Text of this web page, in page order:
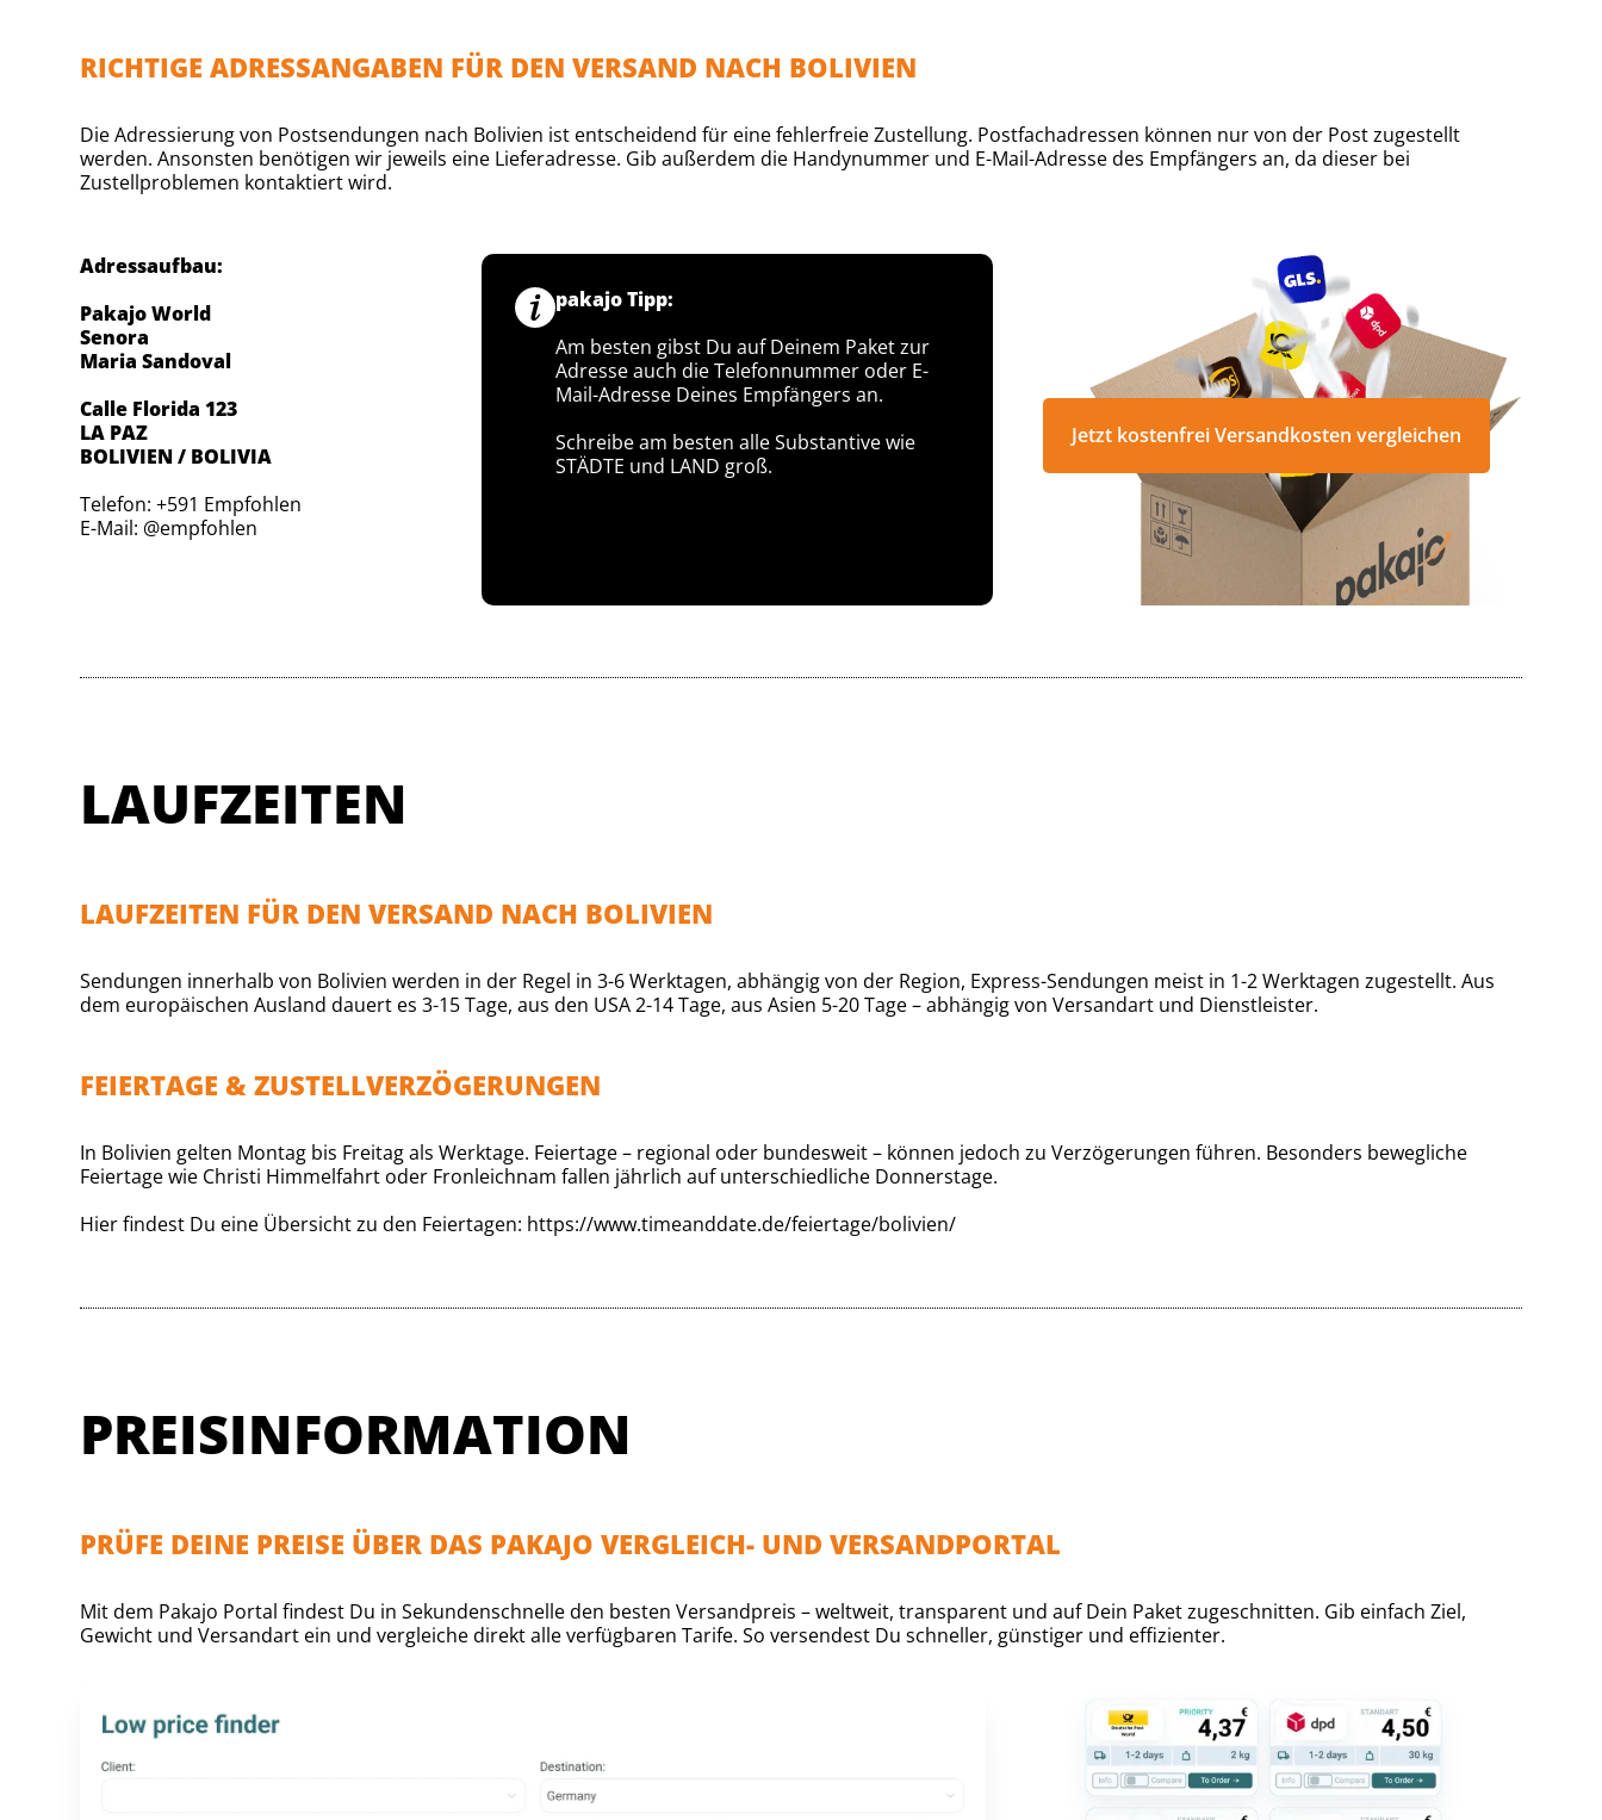
RICHTIGE ADRESSANGABEN FÜR DEN VERSAND NACH BOLIVIEN
Die Adressierung von Postsendungen nach Bolivien ist entscheidend für eine fehlerfreie Zustellung. Postfachadressen können nur von der Post zugestellt
werden. Ansonsten benötigen wir jeweils eine Lieferadresse. Gib außerdem die Handynummer und E-Mail-Adresse des Empfängers an, da dieser bei
Zustellproblemen kontaktiert wird.
Adressaufbau:
Pakajo World
Senora
Maria Sandoval
Calle Florida 123
LA PAZ
BOLIVIEN / BOLIVIA
Telefon: +591 Empfohlen
E-Mail: @empfohlen
pakajo Tipp:
Am besten gibst Du auf Deinem Paket zur
Adresse auch die Telefonnummer oder E-
Mail-Adresse Deines Empfängers an.
Schreibe am besten alle Substantive wie
STÄDTE und LAND groß.
Jetzt kostenfrei Versandkosten vergleichen
LAUFZEITEN
LAUFZEITEN FÜR DEN VERSAND NACH BOLIVIEN
Sendungen innerhalb von Bolivien werden in der Regel in 3-6 Werktagen, abhängig von der Region, Express-Sendungen meist in 1-2 Werktagen zugestellt. Aus
dem europäischen Ausland dauert es 3-15 Tage, aus den USA 2-14 Tage, aus Asien 5-20 Tage – abhängig von Versandart und Dienstleister.
FEIERTAGE & ZUSTELLVERZÖGERUNGEN
In Bolivien gelten Montag bis Freitag als Werktage. Feiertage – regional oder bundesweit – können jedoch zu Verzögerungen führen. Besonders bewegliche
Feiertage wie Christi Himmelfahrt oder Fronleichnam fallen jährlich auf unterschiedliche Donnerstage.
Hier findest Du eine Übersicht zu den Feiertagen: https://www.timeanddate.de/feiertage/bolivien/
PREISINFORMATION
PRÜFE DEINE PREISE ÜBER DAS PAKAJO VERGLEICH- UND VERSANDPORTAL
Mit dem Pakajo Portal findest Du in Sekundenschnelle den besten Versandpreis – weltweit, transparent und auf Dein Paket zugeschnitten. Gib einfach Ziel,
Gewicht und Versandart ein und vergleiche direkt alle verfügbaren Tarife. So versendest Du schneller, günstiger und effizienter.